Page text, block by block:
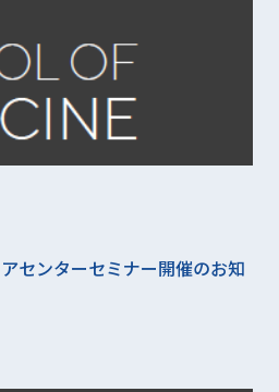
センターセミナー開催のお知